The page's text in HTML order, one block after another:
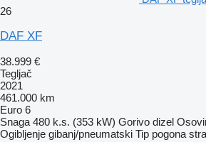
26
DAF XF
38.999 €
Tegljač
2021
461.000 km
Euro 6
Snaga 480 k.s. (353 kW) Gorivo dizel
Ogibljenje gibanj/pneumatski Tip pogona